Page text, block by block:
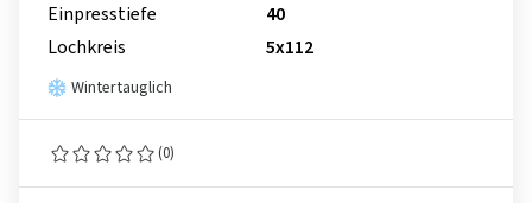
Einpresstiefe
40
Lochkreis
5x112
Wintertauglich
(0)